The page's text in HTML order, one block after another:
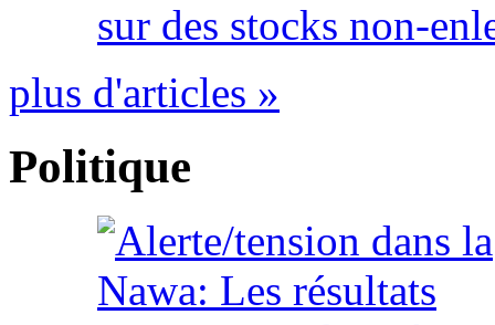
sur des stocks non-
plus d'articles »
Politique